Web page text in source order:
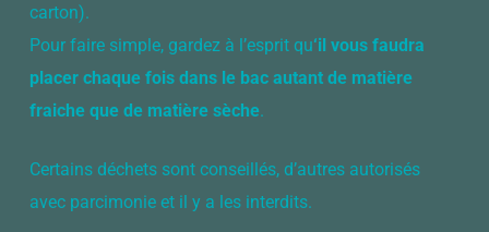
carton).
Pour faire simple, gardez à l’esprit qu‘il vous faudra
placer chaque fois dans le bac autant de matière
fraiche que de matière sèche.
Certains déchets sont conseillés, d’autres autorisés
avec parcimonie et il y a les interdits.